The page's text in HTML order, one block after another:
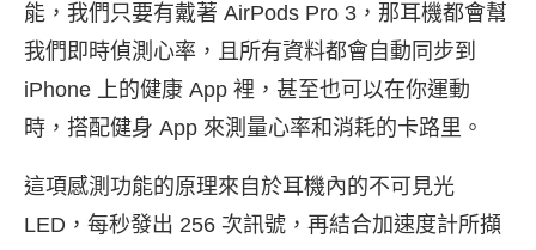
能，我們只要有戴著 AirPods Pro 3，那耳機都會幫
我們即時偵測心率，且所有資料都會自動同步到
iPhone 上的健康 App 裡，甚至也可以在你運動
時，搭配健身 App 來測量心率和消耗的卡路里。
這項感測功能的原理來自於耳機內的不可見光
LED，每秒發出 256 次訊號，再結合加速度計所擷